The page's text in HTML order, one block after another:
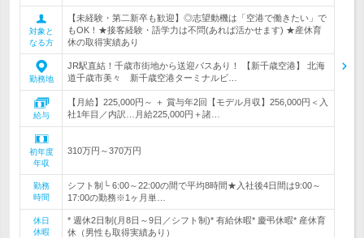
対象と
なる方
【未経験・第二新卒も歓迎】◎志望動機は「空港で働きたい」で
もOK！★接客経験・語学力は不問(あれば活かせます) ★産休育
休の取得実績あり
勤務地
JR駅直結！千歳市街地から送迎バスあり！ 【新千歳空港】 北海
道千歳市美々 新千歳空港ターミナルビ…
給与
【月給】225,000円～ ＋ 賞与年2回【モデル月収】256,000円＜入
社1年目／内訳…月給225,000円＋諸…
初年度
年収
310万円～370万円
勤務
時間
シフト制└ 6:00～22:00の間で平均8時間★入社後4日間は9:00～
17:00の勤務※1ヶ月単…
休日
休暇
* 週休2日制(月8日～9日／シフト制)* 有給休暇* 慶弔休暇* 産休育
休（男性も取得実績あり）